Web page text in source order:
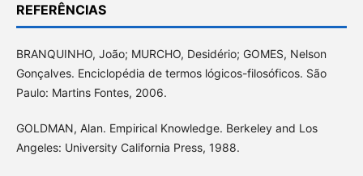
REFERÊNCIAS
BRANQUINHO, João; MURCHO, Desidério; GOMES, Nelson
Gonçalves. Enciclopédia de termos lógicos-filosóficos. São
Paulo: Martins Fontes, 2006.
GOLDMAN, Alan. Empirical Knowledge. Berkeley and Los
Angeles: University California Press, 1988.